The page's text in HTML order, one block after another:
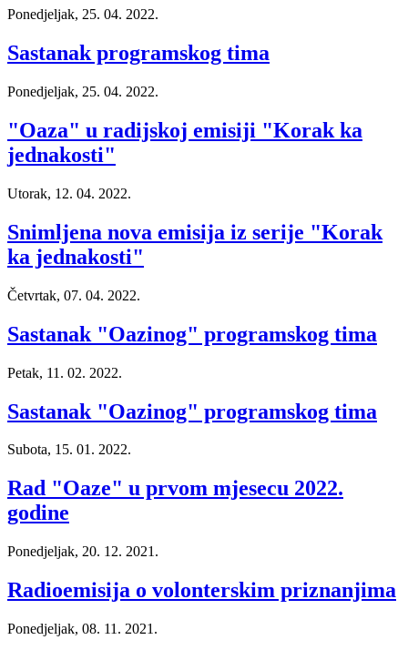
Ponedjeljak, 25. 04. 2022.
Sastanak programskog tima
Ponedjeljak, 25. 04. 2022.
"Oaza" u radijskoj emisiji "Korak ka
jednakosti"
Utorak, 12. 04. 2022.
Snimljena nova emisija iz serije "Korak
ka jednakosti"
Četvrtak, 07. 04. 2022.
Sastanak "Oazinog" programskog tima
Petak, 11. 02. 2022.
Sastanak "Oazinog" programskog tima
Subota, 15. 01. 2022.
Rad "Oaze" u prvom mjesecu 2022.
godine
Ponedjeljak, 20. 12. 2021.
Radioemisija o volonterskim priznanjima
Ponedjeljak, 08. 11. 2021.